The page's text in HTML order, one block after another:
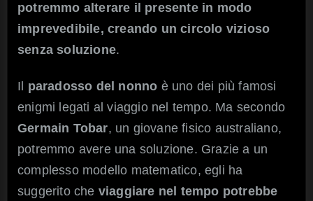
potremmo alterare il presente in modo
imprevedibile, creando un circolo vizioso
senza soluzione.
Il paradosso del nonno è uno dei più famosi
enigmi legati al viaggio nel tempo. Ma secondo
Germain Tobar, un giovane fisico australiano,
potremmo avere una soluzione. Grazie a un
complesso modello matematico, egli ha
suggerito che viaggiare nel tempo potrebbe